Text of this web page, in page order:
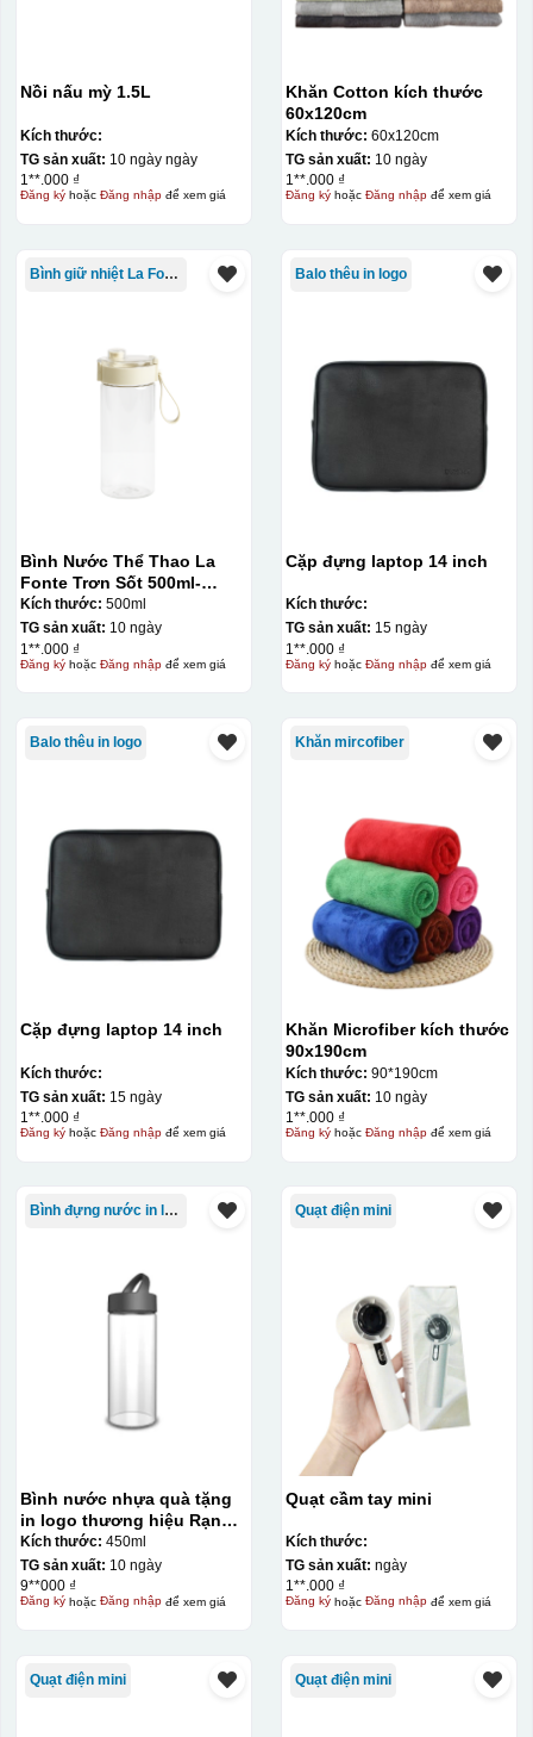
Nồi nấu mỳ 1.5L
Kích thước:
TG sản xuất: 10 ngày ngày
1**.000 ₫
Đăng kýhoặc Đăng nhậpđể xem giá
Khăn Cotton kích thước
60x120cm
Kích thước: 60x120cm
TG sản xuất: 10 ngày
1**.000 ₫
Đăng kýhoặc Đăng nhậpđể xem giá
Bình giữ nhiệt La Fonte
Bình Nước Thể Thao La
Fonte Trơn Sốt 500ml-
010009
Kích thước: 500ml
TG sản xuất: 10 ngày
1**.000 ₫
Đăng kýhoặc Đăng nhậpđể xem giá
Balo thêu in logo
Cặp đựng laptop 14 inch
Kích thước:
TG sản xuất: 15 ngày
1**.000 ₫
Đăng kýhoặc Đăng nhậpđể xem giá
Balo thêu in logo
Cặp đựng laptop 14 inch
Kích thước:
TG sản xuất: 15 ngày
1**.000 ₫
Đăng kýhoặc Đăng nhậpđể xem giá
Khăn mircofiber
Khăn Microfiber kích thước
90x190cm
Kích thước: 90*190cm
TG sản xuất: 10 ngày
1**.000 ₫
Đăng kýhoặc Đăng nhậpđể xem giá
Bình đựng nước in logo
Bình nước nhựa quà tặng
in logo thương hiệu Rạng
Đông 450ml KQ-BNN01
Kích thước: 450ml
TG sản xuất: 10 ngày
9**000 ₫
Đăng kýhoặc Đăng nhậpđể xem giá
Quạt điện mini
Quạt cầm tay mini
Kích thước:
TG sản xuất: ngày
1**.000 ₫
Đăng kýhoặc Đăng nhậpđể xem giá
Quạt điện mini Quạt điện mini